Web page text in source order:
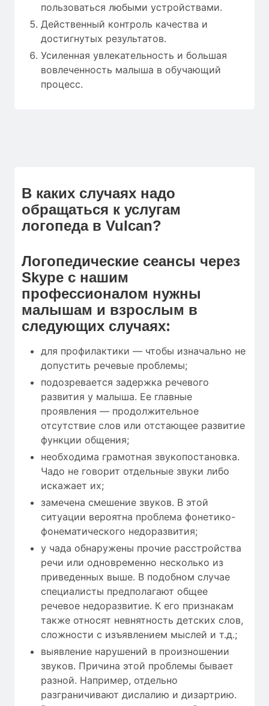
пользоваться любыми устройствами.
Действенный контроль качества и
достигнутых результатов.
Усиленная увлекательность и большая
вовлеченность малыша в обучающий
процесс.
В каких случаях надо
обращаться к услугам
логопеда в Vulcan?
Логопедические сеансы через
Skype с нашим
профессионалом нужны
малышам и взрослым в
следующих случаях:
для профилактики — чтобы изначально не
допустить речевые проблемы;
подозревается задержка речевого
развития у малыша. Ее главные
проявления — продолжительное
отсутствие слов или отстающее развитие
функции общения;
необходима грамотная звукопостановка.
Чадо не говорит отдельные звуки либо
искажает их;
замечена смешение звуков. В этой
ситуации вероятна проблема фонетико-
фонематического недоразвития;
у чада обнаружены прочие расстройства
речи или одновременно несколько из
приведенных выше. В подобном случае
специалисты предполагают общее
речевое недоразвитие. К его признакам
также относят невнятность детских слов,
сложности с изъявлением мыслей и т.д.;
выявление нарушений в произношении
звуков. Причина этой проблемы бывает
разной. Например, отдельно
разграничивают дислалию и дизартрию.